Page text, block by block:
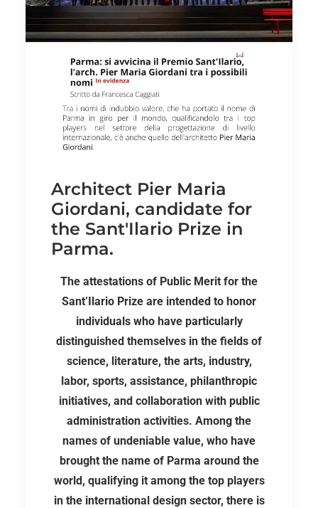
Architect Pier Maria
Giordani, candidate for
the Sant'Ilario Prize in
Parma.
The attestations of Public Merit for the
Sant’Ilario Prize are intended to honor
individuals who have particularly
distinguished themselves in the fields of
science, literature, the arts, industry,
labor, sports, assistance, philanthropic
initiatives, and collaboration with public
administration activities. Among the
names of undeniable value, who have
brought the name of Parma around the
world, qualifying it among the top players
in the international design sector, there is